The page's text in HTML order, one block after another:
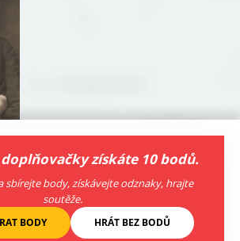
získáte 10 bodů.
sbírejte body, získávejte odznaky, hrajte
soutěže.
BODY HRÁT BEZ BODŮ